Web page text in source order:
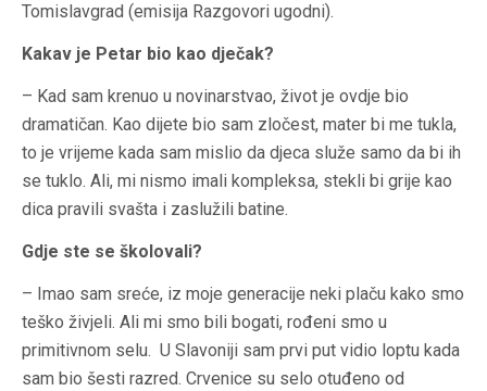
Tomislavgrad (emisija Razgovori ugodni).
Kakav je Petar bio kao dječak?
– Kad sam krenuo u novinarstvao, život je ovdje bio
dramatičan. Kao dijete bio sam zločest, mater bi me tukla,
to je vrijeme kada sam mislio da djeca služe samo da bi ih
se tuklo. Ali, mi nismo imali kompleksa, stekli bi grije kao
dica pravili svašta i zaslužili batine.
Gdje ste se školovali?
– Imao sam sreće, iz moje generacije neki plaču kako smo
teško živjeli. Ali mi smo bili bogati, rođeni smo u
primitivnom selu. U Slavoniji sam prvi put vidio loptu kada
sam bio šesti razred. Crvenice su selo otuđeno od